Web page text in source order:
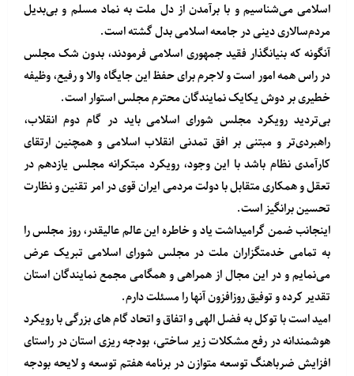
اسلامی می‌شناسیم و با برآمدن از دل ملت به نماد مسلم و بی‌بدیل
مردم‌سالاری دینی در جامعه اسلامی بدل گشته است.
آنگونه که بنیانگذار فقید جمهوری اسلامی فرمودند، بدون شک مجلس
در راس همه امور است و لاجرم برای حفظ این جایگاه والا و رفیع، وظیفه
خطیری بر دوش یکایک نمایندگان محترم مجلس استوار است.
بی‌تردید رویکرد مجلس شورای اسلامی باید در گام دوم انقلاب،
راهبردی‌تر و مبتنی بر افق تمدنی انقلاب اسلامی و همچنین ارتقای
کارآمدی نظام باشد با این وجود، رویکرد مبتکرانه مجلس یازدهم در
تعقل و همکاری متقابل با دولت مردمی ایران قوی در امر تقنین و نظارت
تحسین برانگیز است.
اینجانب ضمن گرامیداشت یاد و خاطره این عالم عالیقدر، روز مجلس را
به تمامی خدمتگزاران ملت در مجلس شورای اسلامی تبریک عرض
می‌نمایم و در این مجال از همراهی و همگامی مجمع نمایندگان استان
تقدیر کرده و توفیق روزافزون آنها را مسئلت دارم.
امید است با توکل به فضل الهی و اتفاق و اتحاد گام های بزرگی با رویکرد
هوشمندانه در رفع مشکلات زیر ساختی، بودجه ریزی استان در راستای
افزایش ضرباهنگ توسعه متوازن در برنامه هفتم توسعه و لایحه بودجه